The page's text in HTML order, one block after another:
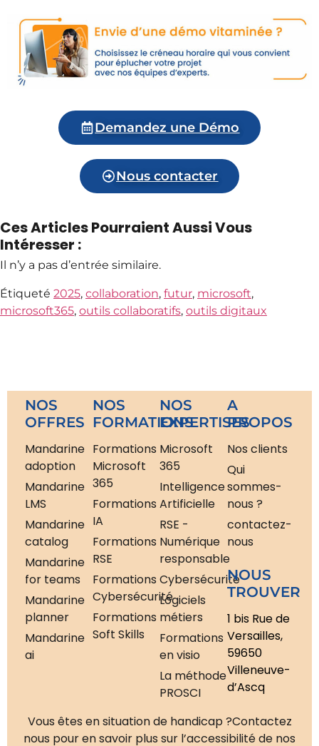
Demandez une Démo
Nous contacter
Ces Articles Pourraient Aussi Vous
Intéresser :
Il n’y a pas d’entrée similaire.
Étiqueté 2025, collaboration, futur, microsoft,
microsoft365, outils collaboratifs, outils digitaux
NOS
OFFRES
Mandarine
adoption
Mandarine
LMS
Mandarine
catalog
Mandarine
for teams
Mandarine
planner
Mandarine
ai
NOS
FORMATIONS
Formations
Microsoft
365
Formations
IA
Formations
RSE
Formations
Cybersécurité
Formations
Soft Skills
NOS
EXPERTISES
Microsoft
365
Intelligence
Artificielle
RSE -
Numérique
responsable
Cybersécurité
Logiciels
métiers
Formations
en visio
La méthode
PROSCI
A
PROPOS
Nos clients
Qui
sommes-
nous ?
contactez-
nous
NOUS
TROUVER
1 bis Rue de
Versailles,
59650
Villeneuve-
d’Ascq
Vous êtes en situation de handicap ?Contactez
nous pour en savoir plus sur l’accessibilité de nos